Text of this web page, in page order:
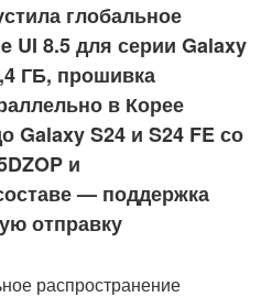
глобальное
UI 8.5 для серии Galaxy
ГБ, прошивка
в Корее
Galaxy S24 и S24 FE со
и
— поддержка
отправку
распространение